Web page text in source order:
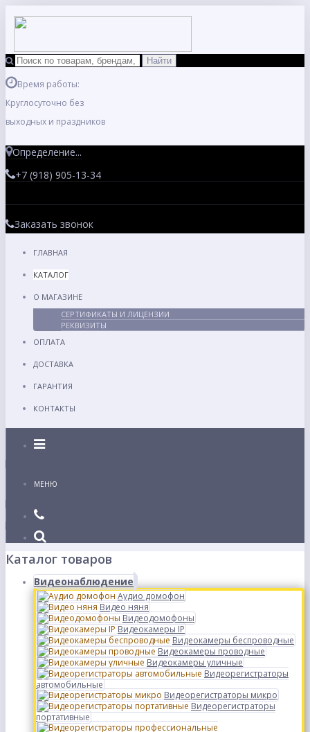
Время работы:
Круглосуточно без
выходных и праздников
Определение...
+7 (918) 905-13-34
Заказать звонок
ГЛАВНАЯ
КАТАЛОГ
О МАГАЗИНЕ
СЕРТИФИКАТЫ И ЛИЦЕНЗИИ
РЕКВИЗИТЫ
ОПЛАТА
ДОСТАВКА
ГАРАНТИЯ
КОНТАКТЫ
Каталог
МЕНЮ
Каталог товаров
Видеонаблюдение
Аудио домофон
Видео няня
Видеодомофоны
Видеокамеры IP
Видеокамеры беспроводные
Видеокамеры проводные
Видеокамеры уличные
Видеорегистраторы
автомобильные
Видеорегистраторы микро
Видеорегистраторы
портативные